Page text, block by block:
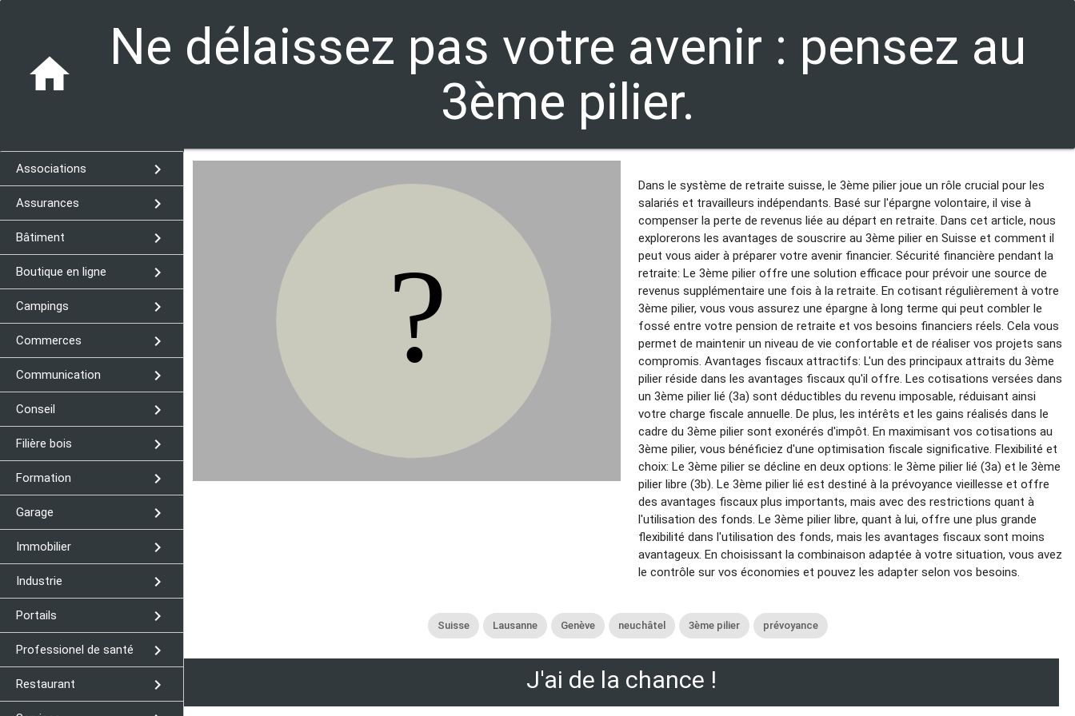
Ne délaissez pas votre avenir : pensez au
3ème pilier.
home
Associations navigate_next
Assurances navigate_next
Bâtiment navigate_next
Boutique en ligne navigate_next
Campings navigate_next
Commerces navigate_next
Communication navigate_next
Conseil navigate_next
Filière bois navigate_next
Formation navigate_next
Garage navigate_next
Immobilier navigate_next
Industrie navigate_next
Portails navigate_next
Professionel de santé navigate_next
Restaurant navigate_next
Dans le système de retraite suisse, le 3ème pilier joue un rôle crucial pour les
salariés et travailleurs indépendants. Basé sur l'épargne volontaire, il vise à
compenser la perte de revenus liée au départ en retraite. Dans cet article, nous
explorerons les avantages de souscrire au 3ème pilier en Suisse et comment il
peut vous aider à préparer votre avenir financier. Sécurité financière pendant la
retraite: Le 3ème pilier offre une solution efficace pour prévoir une source de
revenus supplémentaire une fois à la retraite. En cotisant régulièrement à votre
3ème pilier, vous vous assurez une épargne à long terme qui peut combler le
fossé entre votre pension de retraite et vos besoins financiers réels. Cela vous
permet de maintenir un niveau de vie confortable et de réaliser vos projets sans
compromis. Avantages fiscaux attractifs: L'un des principaux attraits du 3ème
pilier réside dans les avantages fiscaux qu'il offre. Les cotisations versées dans
un 3ème pilier lié (3a) sont déductibles du revenu imposable, réduisant ainsi
votre charge fiscale annuelle. De plus, les intérêts et les gains réalisés dans le
cadre du 3ème pilier sont exonérés d'impôt. En maximisant vos cotisations au
3ème pilier, vous bénéficiez d'une optimisation fiscale significative. Flexibilité et
choix: Le 3ème pilier se décline en deux options: le 3ème pilier lié (3a) et le 3ème
pilier libre (3b). Le 3ème pilier lié est destiné à la prévoyance vieillesse et offre
des avantages fiscaux plus importants, mais avec des restrictions quant à
l'utilisation des fonds. Le 3ème pilier libre, quant à lui, offre une plus grande
flexibilité dans l'utilisation des fonds, mais les avantages fiscaux sont moins
avantageux. En choisissant la combinaison adaptée à votre situation, vous avez
le contrôle sur vos économies et pouvez les adapter selon vos besoins.
Suisse Lausanne Genève neuchâtel 3ème pilier prévoyance
J'ai de la chance !